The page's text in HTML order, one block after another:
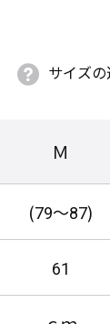
く感じなかっ
しなくてよか
ったり着れてい
サイズ
Ｍ
(79～87)
61